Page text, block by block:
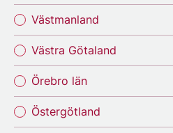
Västmanland
Västra Götaland
Örebro län
Östergötland